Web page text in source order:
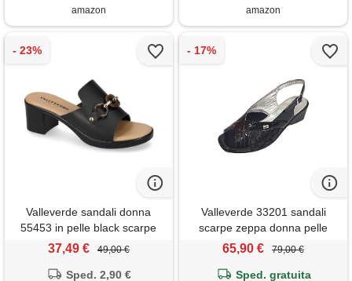
amazon amazon
Valleverde sandali donna
55453 in pelle black scarpe
casual comode, leggere e
estate. Eu 40
37,49 € 49,00 €
Sped. 2,90 €
Valleverde 33201 sandali
scarpe zeppa donna pelle
nero lucido
65,90 € 79,00 €
Sped. gratuita